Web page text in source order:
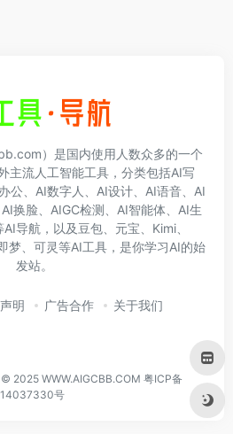
）是国内使用人数众多的一个
主流人工智能工具，分类包括AI写
公、AI数字人、AI设计、AI语音、AI
换脸、AIGC检测、AI智能体、AI生
导航，以及豆包、元宝、Kimi、
梦、可灵等AI工具，是你学习AI的始
发站。
明 广告合作 关于我们
2025 WWW.AIGCBB.COM 粤ICP备
14037330号